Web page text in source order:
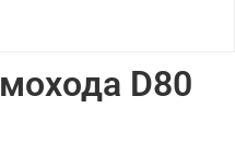
D80